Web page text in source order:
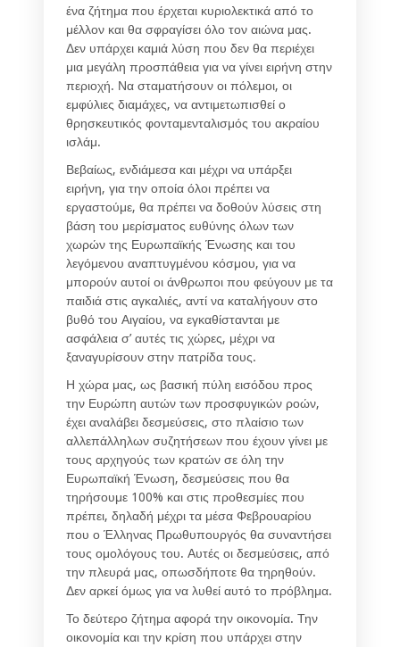
ένα ζήτημα που έρχεται κυριολεκτικά από το
μέλλον και θα σφραγίσει όλο τον αιώνα μας.
Δεν υπάρχει καμιά λύση που δεν θα περιέχει
μια μεγάλη προσπάθεια για να γίνει ειρήνη στην
περιοχή. Να σταματήσουν οι πόλεμοι, οι
εμφύλιες διαμάχες, να αντιμετωπισθεί ο
θρησκευτικός φονταμενταλισμός του ακραίου
ισλάμ.
Βεβαίως, ενδιάμεσα και μέχρι να υπάρξει
ειρήνη, για την οποία όλοι πρέπει να
εργαστούμε, θα πρέπει να δοθούν λύσεις στη
βάση του μερίσματος ευθύνης όλων των
χωρών της Ευρωπαϊκής Ένωσης και του
λεγόμενου αναπτυγμένου κόσμου, για να
μπορούν αυτοί οι άνθρωποι που φεύγουν με τα
παιδιά στις αγκαλιές, αντί να καταλήγουν στο
βυθό του Αιγαίου, να εγκαθίστανται με
ασφάλεια σ’ αυτές τις χώρες, μέχρι να
ξαναγυρίσουν στην πατρίδα τους.
Η χώρα μας, ως βασική πύλη εισόδου προς
την Ευρώπη αυτών των προσφυγικών ροών,
έχει αναλάβει δεσμεύσεις, στο πλαίσιο των
αλλεπάλληλων συζητήσεων που έχουν γίνει με
τους αρχηγούς των κρατών σε όλη την
Ευρωπαϊκή Ένωση, δεσμεύσεις που θα
τηρήσουμε 100% και στις προθεσμίες που
πρέπει, δηλαδή μέχρι τα μέσα Φεβρουαρίου
που ο Έλληνας Πρωθυπουργός θα συναντήσει
τους ομολόγους του. Αυτές οι δεσμεύσεις, από
την πλευρά μας, οπωσδήποτε θα τηρηθούν.
Δεν αρκεί όμως για να λυθεί αυτό το πρόβλημα.
Το δεύτερο ζήτημα αφορά την οικονομία. Την
οικονομία και την κρίση που υπάρχει στην